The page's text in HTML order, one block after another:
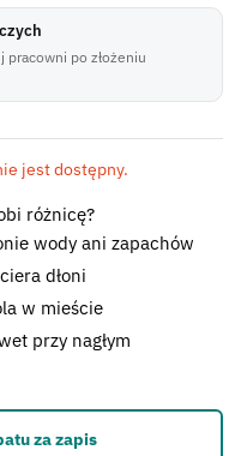
pracowni po złożeniu
jest dostępny.
różnicę?
wody ani zapachów
dłoni
w mieście
przy nagłym
za zapis